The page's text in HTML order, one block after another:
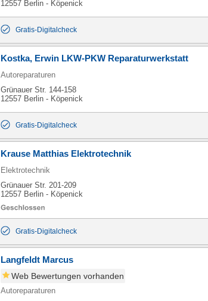
12557 Berlin - Köpenick
Gratis-Digitalcheck
Kostka, Erwin LKW-PKW Reparaturwerkstatt
Autoreparaturen
Grünauer Str. 144-158
12557 Berlin - Köpenick
Gratis-Digitalcheck
Krause Matthias Elektrotechnik
Elektrotechnik
Grünauer Str. 201-209
12557 Berlin - Köpenick
Gratis-Digitalcheck
Langfeldt Marcus
Web Bewertungen vorhanden
Autoreparaturen